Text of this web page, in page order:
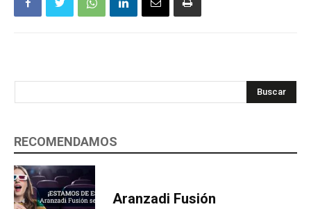
Buscar
RECOMENDAMOS
Aranzadi Fusión